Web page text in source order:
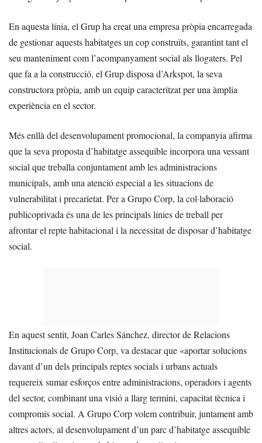
En aquesta línia, el Grup ha creat una empresa pròpia encarregada
de gestionar aquests habitatges un cop construïts, garantint tant el
seu manteniment com l’acompanyament social als llogaters. Pel
que fa a la construcció, el Grup disposa d’Arkspot, la seva
constructora pròpia, amb un equip caracteritzat per una àmplia
experiència en el sector.
Més enllà del desenvolupament promocional, la companyia afirma
que la seva proposta d’habitatge assequible incorpora una vessant
social que treballa conjuntament amb les administracions
municipals, amb una atenció especial a les situacions de
vulnerabilitat i precarietat. Per a Grupo Corp, la col·laboració
publicoprivada és una de les principals línies de treball per
afrontar el repte habitacional i la necessitat de disposar d’habitatge
social.
En aquest sentit, Joan Carles Sánchez, director de Relacions
Institucionals de Grupo Corp, va destacar que «aportar solucions
davant d’un dels principals reptes socials i urbans actuals
requereix sumar esforços entre administracions, operadors i agents
del sector, combinant una visió a llarg termini, capacitat tècnica i
compromís social. A Grupo Corp volem contribuir, juntament amb
altres actors, al desenvolupament d’un parc d’habitatge assequible